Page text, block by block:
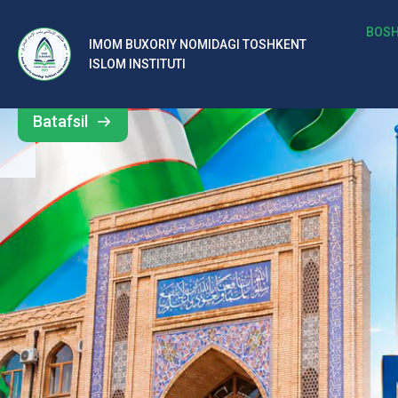
IMOM BUXORIY NOMIDAGI TOSHKENT
ISLOM INSTITUTI
м
Б
ух
о
р
и
й
н
Barcha
yangiliklar
Batafsil